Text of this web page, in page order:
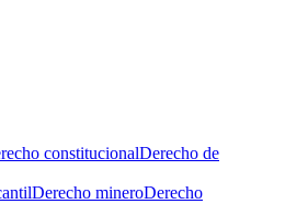
constitucionalDerecho de
Derecho mineroDerecho